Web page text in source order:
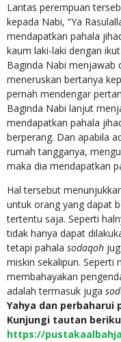
Lantas perempuan
kepada Nabi, “Ya
mendapatkan pahala
kaum laki-laki dengan
Baginda Nabi menjawab
meneruskan bertanya
pernah mendengar
Baginda Nabi lanjut
mendapatkan pahala
berperang. Dan apabila
rumah tangganya,
maka dia mendapatkan
Hal tersebut
untuk orang yang dapat
tertentu saja. Seperti
tidak hanya dapat
tetapi pahala sodaqoh
miskin sekalipun. Seperti
membahayakan
adalah termasuk juga
Yahya dan perbaharui
Kunjungi tautan
https://